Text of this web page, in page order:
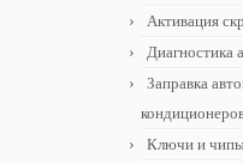
Активация
Диагностика
Заправка
Ключи и